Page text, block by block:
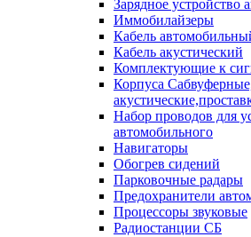
Зарядное устройство
Иммобилайзеры
Кабель
Кабель акустический
Комплектующие к
Корпуса
Набор проводов для
автомобильного
Навигаторы
Обогрев сидений
Парковочные радары
Предохранители
Процессоры звуковые
Радиостанции СБ